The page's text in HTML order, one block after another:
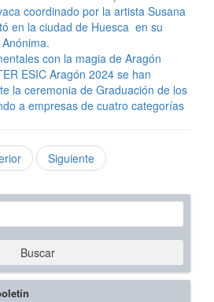
coordinado por la artista Susana
en la ciudad de Huesca en su
con la magia de Aragón
ESIC Aragón 2024 se han
la ceremonia de Graduación de los
a empresas de cuatro categorías
Siguiente
Buscar